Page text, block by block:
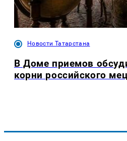
Новости Татарстана
В Доме приемов
корни российского